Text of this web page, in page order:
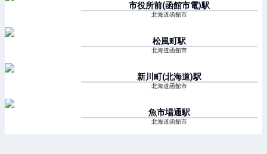
市役所前(函館市電)駅
北海道函館市
松風町駅
北海道函館市
新川町(北海道)駅
北海道函館市
魚市場通駅
北海道函館市